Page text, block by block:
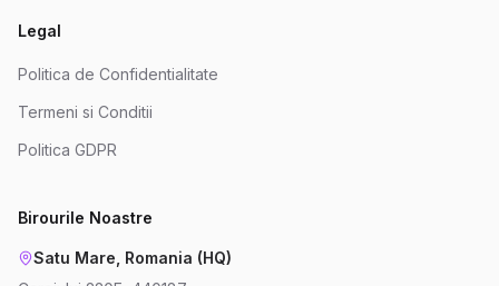
Legal
Politica de Confidentialitate
Termeni si Conditii
Politica GDPR
Birourile Noastre
Satu Mare, Romania (HQ)